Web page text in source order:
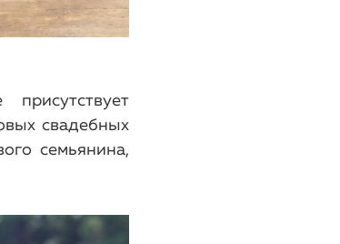
свадебных
семьянина,